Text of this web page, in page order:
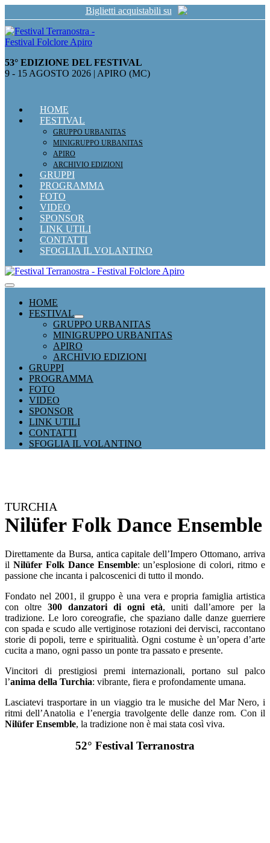
al
contenuto
Biglietti acquistabili su
53° EDIZIONE DEL FESTIVAL
9 - 15 AGOSTO 2026 | APIRO (MC)
HOME
FESTIVAL
GRUPPO URBANITAS
MINIGRUPPO URBANITAS
APIRO
ARCHIVIO EDIZIONI
GRUPPI
PROGRAMMA
FOTO
VIDEO
SPONSOR
LINK UTILI
CONTATTI
SFOGLIA IL VOLANTINO
Attiva/disattiva
HOME
FESTIVAL
Attiva/disattiva
menu
GRUPPO URBANITAS
MINIGRUPPO URBANITAS
APIRO
ARCHIVIO EDIZIONI
GRUPPI
PROGRAMMA
FOTO
VIDEO
SPONSOR
LINK UTILI
CONTATTI
SFOGLIA IL VOLANTINO
TURCHIA
Nilüfer Folk Dance Ensemble
Direttamente da Bursa, antica capitale dell’Impero Ottomano, arriva
il Nilüfer Folk Dance Ensemble: un’esplosione di colori, ritmo e
passione che incanta i palcoscenici di tutto il mondo.
Fondato nel 2001, il gruppo è una vera e propria famiglia artistica
con oltre 300 danzatori di ogni età, uniti dall’amore per la
tradizione. Le loro coreografie, che spaziano dalle danze guerriere
con spada e scudo alle vertiginose rotazioni dei dervisci, raccontano
storie di popoli, terre e spiritualità. Ogni costume è un’opera d’arte
cucita a mano, ogni passo un ponte tra passato e presente.
Vincitori di prestigiosi premi internazionali, portano sul palco
l’anima della Turchia: vibrante, fiera e profondamente umana.
Lasciatevi trasportare in un viaggio tra le musiche del Mar Nero, i
ritmi dell’Anatolia e l’energia travolgente delle danze rom. Con il
Nilüfer Ensemble, la tradizione non è mai stata così viva.
52° Festival Terranostra